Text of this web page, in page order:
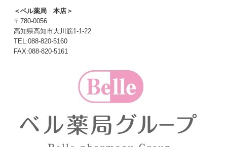
＜ベル薬局 本店＞
〒780-0056
高知県高知市大川筋1-1-22
TEL:088-820-5160
FAX:088-820-5161